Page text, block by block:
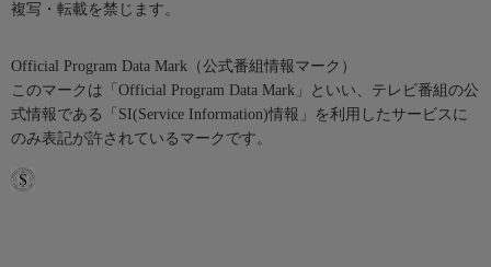
複写・転載を禁じます。
Official Program Data Mark（公式番組情報マーク）
このマークは「Official Program Data Mark」といい、テレビ番組の公
式情報である「SI(Service Information)情報」を利用したサービスに
のみ表記が許されているマークです。